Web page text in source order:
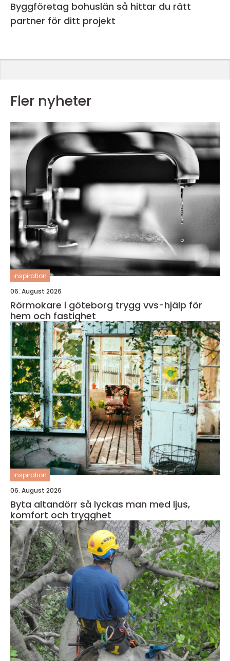
Byggföretag bohuslän så hittar du rätt
partner för ditt projekt
Fler nyheter
inspiration
06. August 2026
Rörmokare i göteborg trygg vvs-hjälp för
hem och fastighet
inspiration
06. August 2026
Byta altandörr så lyckas man med ljus,
komfort och trygghet